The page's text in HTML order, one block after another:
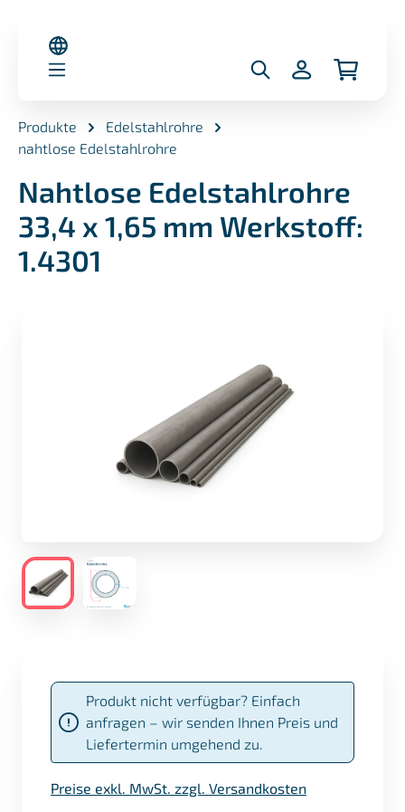
Produkte
Edelstahlrohre
nahtlose Edelstahlrohre
Nahtlose Edelstahlrohre
33,4 x 1,65 mm Werkstoff:
1.4301
Produkt nicht verfügbar? Einfach
anfragen – wir senden Ihnen Preis und
Liefertermin umgehend zu.
Preise exkl. MwSt. zzgl. Versandkosten